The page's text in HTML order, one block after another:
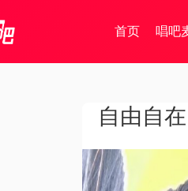
首页 唱吧
自由自在